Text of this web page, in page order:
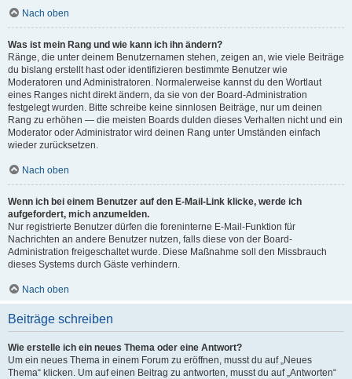
Nach oben
Was ist mein Rang und wie kann ich ihn ändern?
Ränge, die unter deinem Benutzernamen stehen, zeigen an, wie viele Beiträge
du bislang erstellt hast oder identifizieren bestimmte Benutzer wie
Moderatoren und Administratoren. Normalerweise kannst du den Wortlaut
eines Ranges nicht direkt ändern, da sie von der Board-Administration
festgelegt wurden. Bitte schreibe keine sinnlosen Beiträge, nur um deinen
Rang zu erhöhen — die meisten Boards dulden dieses Verhalten nicht und ein
Moderator oder Administrator wird deinen Rang unter Umständen einfach
wieder zurücksetzen.
Nach oben
Wenn ich bei einem Benutzer auf den E-Mail-Link klicke, werde ich
aufgefordert, mich anzumelden.
Nur registrierte Benutzer dürfen die foreninterne E-Mail-Funktion für
Nachrichten an andere Benutzer nutzen, falls diese von der Board-
Administration freigeschaltet wurde. Diese Maßnahme soll den Missbrauch
dieses Systems durch Gäste verhindern.
Nach oben
Beiträge schreiben
Wie erstelle ich ein neues Thema oder eine Antwort?
Um ein neues Thema in einem Forum zu eröffnen, musst du auf „Neues
Thema“ klicken. Um auf einen Beitrag zu antworten, musst du auf „Antworten“